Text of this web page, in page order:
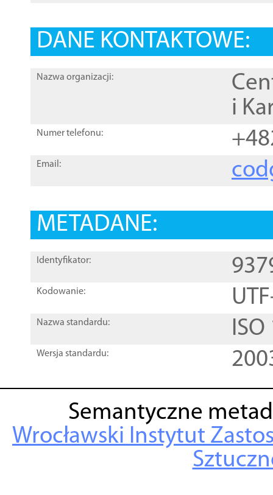
DANE KONTAKTOWE:
Nazwa organizacji:
i
Numer telefonu:
Email:
METADANE:
Identyfikator:
Kodowanie:
Nazwa standardu:
Wersja standardu:
Semantyczne
Wrocławski Instytut